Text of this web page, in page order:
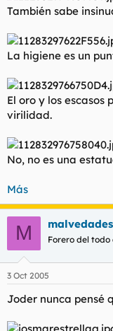
También sabe
La higiene es un
El oro y los escasos
virilidad.
No, no es una
Más
M malvedades
Forero del todo
3 Oct 2005
Joder nunca pensé